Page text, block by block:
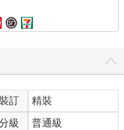
裝訂
精裝
級 普通級